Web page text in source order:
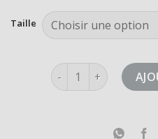
Taille
quantité de adidas